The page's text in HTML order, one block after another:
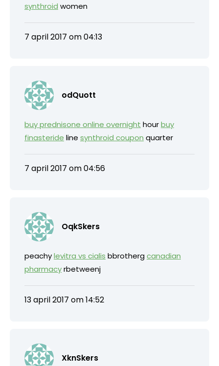
synthroid women
7 april 2017 om 04:13
odQuott
buy prednisone online overnight hourbuy
finasteride line synthroid coupon quarter
7 april 2017 om 04:56
OqkSkers
peachylevitra vs cialis bbrothergcanadian
pharmacyrbetweenj
13 april 2017 om 14:52
XknSkers